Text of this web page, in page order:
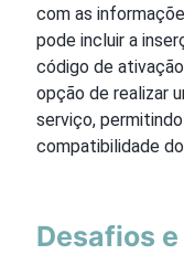
com as
pode incluir a
código de
opção de realizar
serviço,
compatibilidade
Desafios